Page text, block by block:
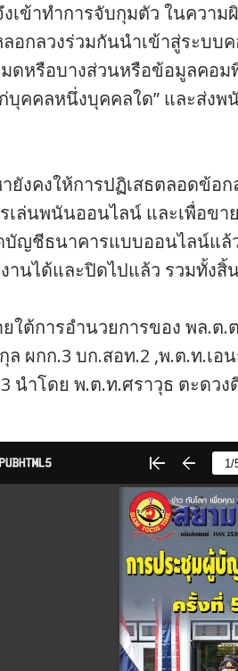
เข้าทำการจับกุมตัว ในควา
อกลวงร่วมกันนำเข้าสู่ระบบ
ดหรือบางส่วนหรือข้อมูลคอม
บุคคลหนึ่งบุคคลใด” และส่ง
ยังคงให้การปฏิเสธตลอดข้
เล่นพนันออนไลน์ และเพื่อข
บัญชีธนาคารแบบออนไลน์แ
านได้และปิดไปแล้ว รวมทั้งสิ้
ใต้การอำนวยการของ พล.
ผกก.3 บก.สอท.2 ,พ.ต.ท.เอ
นําโดย พ.ต.ท.ศราวุธ ตะดว